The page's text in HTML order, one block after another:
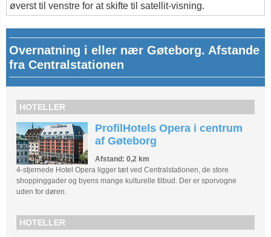
øverst til venstre for at skifte til satellit-visning.
Overnatning i eller nær Gøteborg. Afstande
fra Centralstationen
HOTELLER
ProfilHotels Opera i centrum
af Gøteborg
Afstand: 0,2 km
4-stjernede Hotel Opera ligger tæt ved Centralstationen, de store
shoppinggader og byens mange kulturelle tilbud. Der er sporvogne
uden for døren.
HOTELLER